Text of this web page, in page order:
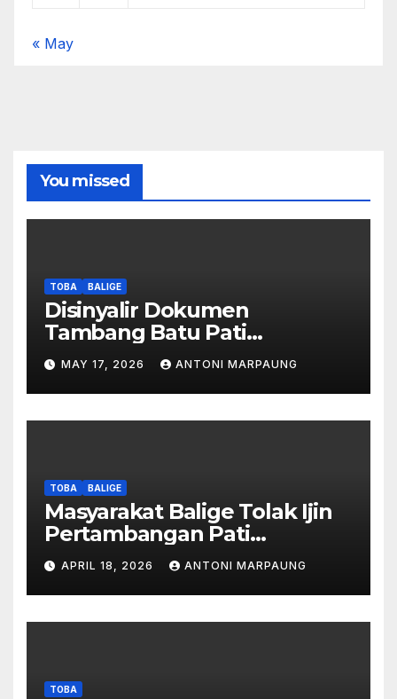
« May
You missed
TOBA BALIGE
Disinyalir Dokumen
Tambang Batu Pati
Simanjuntak Palsu – Jerry
Manurung : Tambang Tidak
Berada Di DTA – Frengki
Pardede : Kami Tidak Miliki
Dipalsukan
MAY 17, 2026 ANTONI MARPAUNG
TOBA BALIGE
Masyarakat Balige Tolak Ijin
Pertambangan Pati
Simanjuntak – btc Akan
Investigasi Proses Perijinan
APRIL 18, 2026 ANTONI MARPAUNG
TOBA